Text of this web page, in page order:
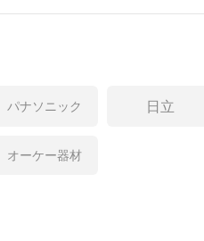
パナソニック 日立
オーケー器材